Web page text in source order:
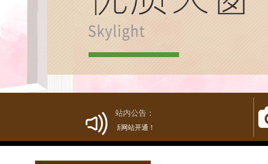
站内公告：
热烈庆祝新网站开通！